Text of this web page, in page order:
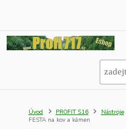
Úvod PROFIT S16 Nástroje
FESTA na kov a kámen